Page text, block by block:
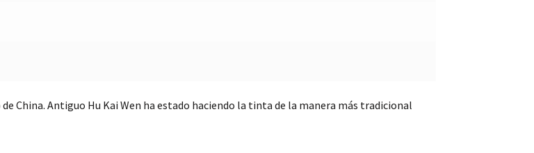
China. Antiguo Hu Kai Wen ha estado haciendo la tinta de la manera más tradicional